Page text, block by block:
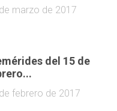
marzo de 2017
del 15 de
febrero de 2017